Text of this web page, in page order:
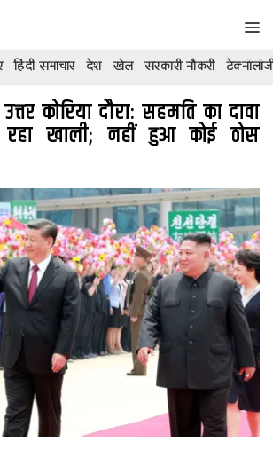
हिंदी समाचार देश खेल सरकारी नौकरी
कोरिया दौरा: सहमति का दावा
रहा खाली; नहीं हुआ कोई ठोस